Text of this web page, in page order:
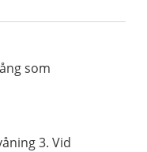
som
3. Vid